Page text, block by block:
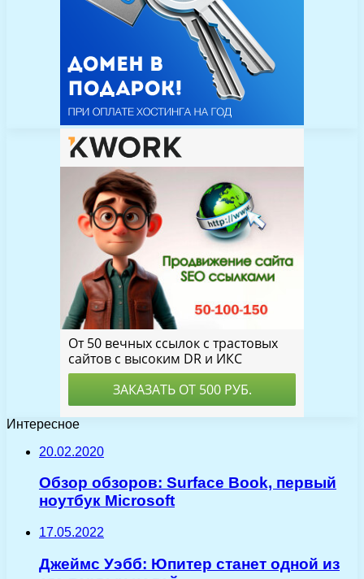
Интересное
20.02.2020
Обзор обзоров: Surface Book, первый
ноутбук Microsoft
17.05.2022
Джеймс Уэбб: Юпитер станет одной из